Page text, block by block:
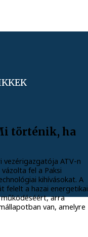
történik, ha
ATV-n
fel a Paksi
kihívásokat. A
felelt a hazai energetikai
arra
van, amelyre